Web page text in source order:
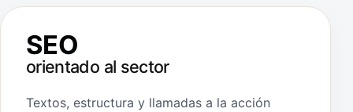
SEO
orientado al sector
Textos, estructura y llamadas a la acción